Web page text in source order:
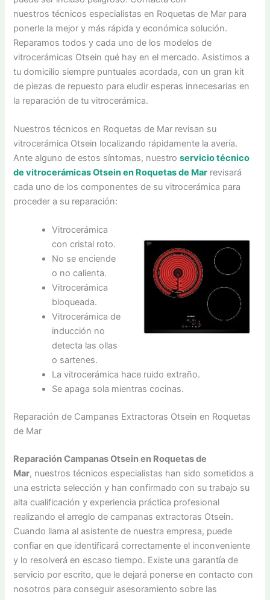
nuestros técnicos especialistas en Roquetas de Mar para
ponerle la mejor y más rápida y económica solución.
Reparamos todos y cada uno de los modelos de
vitrocerámicas Otsein qué hay en el mercado. Asistimos a
tu domicilio siempre puntuales acordada, con un gran kit
de piezas de repuesto para eludir esperas innecesarias en
la reparación de tu vitrocerámica.
Nuestros técnicos en Roquetas de Mar revisan su
vitrocerámica Otsein localizando rápidamente la avería.
Ante alguno de estos síntomas, nuestroservicio técnico
de vitrocerámicas Otsein en Roquetas de Mar revisará
cada uno de los componentes de su vitrocerámica para
proceder a su reparación:
Vitrocerámica
con cristal roto.
No se enciende
o no calienta.
Vitrocerámica
bloqueada.
Vitrocerámica de
inducción no
detecta las ollas
o sartenes.
La vitrocerámica hace ruido extraño.
Se apaga sola mientras cocinas.
Reparación de Campanas Extractoras Otsein en Roquetas
de Mar
Reparación Campanas Otsein en Roquetas de
Mar, nuestros técnicos especialistas han sido sometidos a
una estricta selección y han confirmado con su trabajo su
alta cualificación y experiencia práctica profesional
realizando el arreglo de campanas extractoras Otsein.
Cuando llama al asistente de nuestra empresa, puede
confiar en que identificará correctamente el inconveniente
y lo resolverá en escaso tiempo. Existe una garantía de
servicio por escrito, que le dejará ponerse en contacto con
nosotros para conseguir asesoramiento sobre las